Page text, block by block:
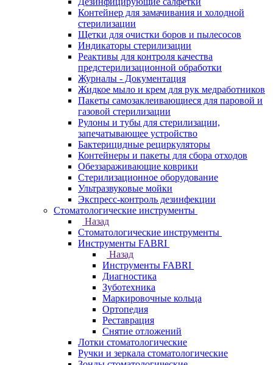
Контейнер для замачивания и холодной
стерилизации
Щетки для очистки боров и пылесосов
Индикаторы стерилизации
Реактивы для контроля качества
предстерилизационной обработки
Журналы - Документация
Жидкое мыло и крем для рук медработников
Пакеты самозаклеивающиеся для паровой и
газовой стерилизации
Рулоны и тубы для стерилизации,
запечатывающее устройство
Бактерицидные рециркуляторы
Контейнеры и пакеты для сбора отходов
Обеззараживающие коврики
Стерилизационное оборудование
Ультразвуковые мойки
Экспресс-контроль дезинфекции
Стоматологические инструменты
Назад
Стоматологические инструменты
Инструменты FABRI
Назад
Инструменты FABRI
Диагностика
Зуботехника
Маркировочные кольца
Ортопедия
Реставрация
Снятие отложений
Лотки стоматологические
Ручки и зеркала стоматологические